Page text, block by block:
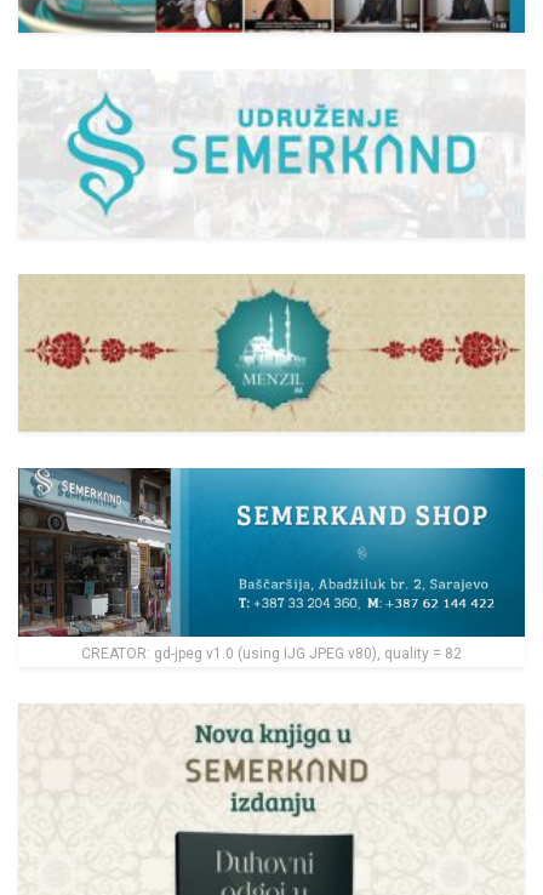
CREATOR: gd-jpeg v1.0 (using IJG JPEG v80), quality = 82